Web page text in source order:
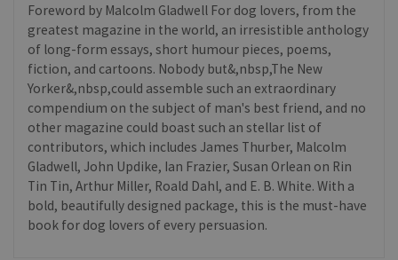
Foreword by Malcolm Gladwell For dog lovers, from the
greatest magazine in the world, an irresistible anthology
of long-form essays, short humour pieces, poems,
fiction, and cartoons. Nobody but&,nbsp,The New
Yorker&,nbsp,could assemble such an extraordinary
compendium on the subject of man's best friend, and no
other magazine could boast such an stellar list of
contributors, which includes James Thurber, Malcolm
Gladwell, John Updike, Ian Frazier, Susan Orlean on Rin
Tin Tin, Arthur Miller, Roald Dahl, and E. B. White. With a
bold, beautifully designed package, this is the must-have
book for dog lovers of every persuasion.